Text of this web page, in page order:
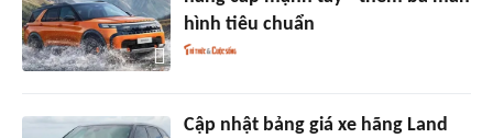
hình tiêu chuẩn
Cập nhật bảng giá xe hãng Land